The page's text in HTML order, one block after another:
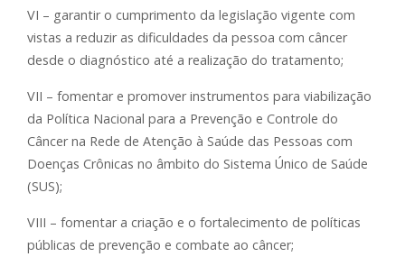
VI – garantir o cumprimento da legislação vigente com
vistas a reduzir as dificuldades da pessoa com câncer
desde o diagnóstico até a realização do tratamento;
VII – fomentar e promover instrumentos para viabilização
da Política Nacional para a Prevenção e Controle do
Câncer na Rede de Atenção à Saúde das Pessoas com
Doenças Crônicas no âmbito do Sistema Único de Saúde
(SUS);
VIII – fomentar a criação e o fortalecimento de políticas
públicas de prevenção e combate ao câncer;